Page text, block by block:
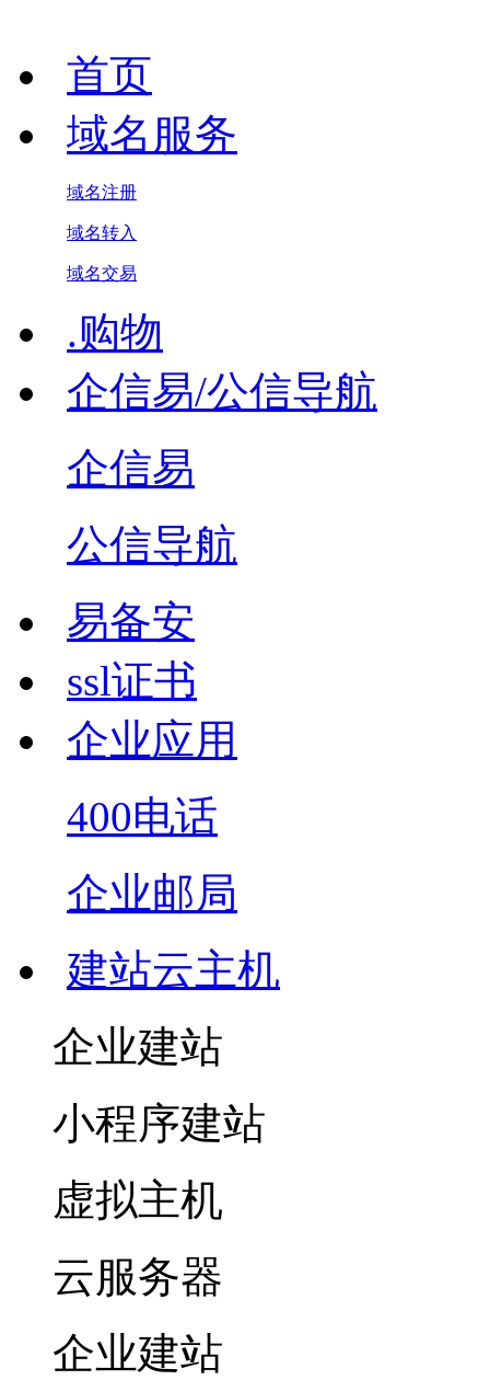
首页
域名服务
域名注册
域名转入
域名交易
.购物
企信易/公信导航
企信易
公信导航
易备安
ssl证书
企业应用
400电话
企业邮局
建站云主机
企业建站
小程序建站
虚拟主机
云服务器
企业建站